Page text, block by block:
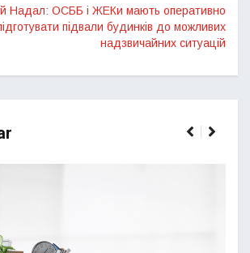
Надал: ОСББ і ЖЕКи мають оперативно
підвали будинків до можливих
надзвичайних ситуацій